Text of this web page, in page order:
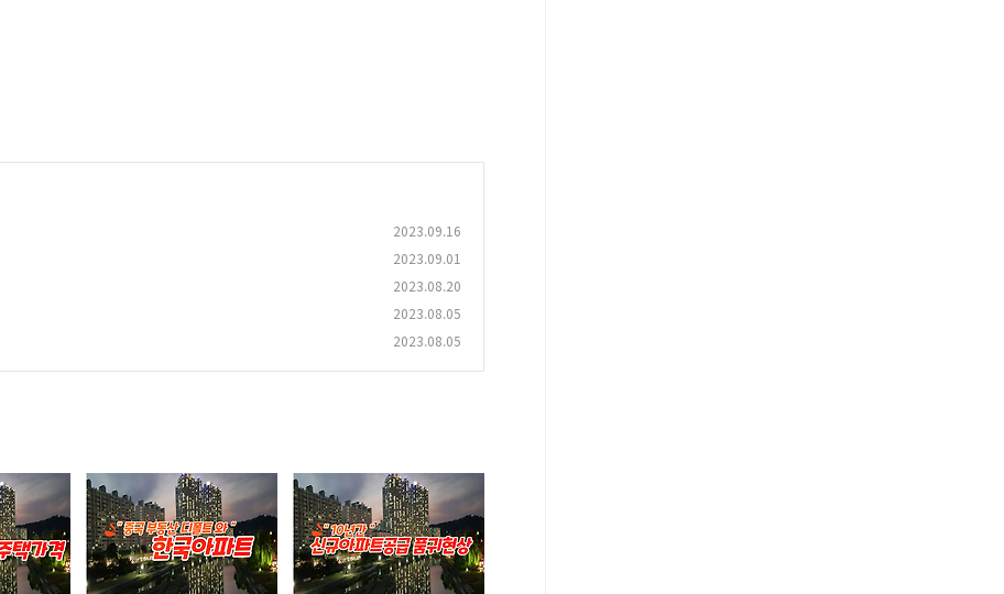
2023.09.16
2023.09.01
2023.08.20
2023.08.05
2023.08.05